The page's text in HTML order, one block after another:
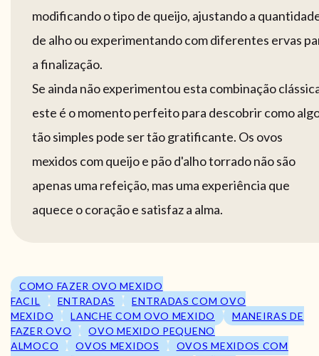
modificando o tipo de queijo, ajustando a
de alho ou experimentando com diferentes ervas
a finalização.
Se ainda não experimentou esta combinação
este é o momento perfeito para descobrir como
tão simples pode ser tão gratificante. Os ovos
mexidos com queijo e pão d'alho torrado não são
apenas uma refeição, mas uma experiência que
aquece o coração e satisfaz a alma.
COMO FAZER OVO MEXIDO
FACIL
ENTRADAS
ENTRADAS COM OVO
MEXIDO
LANCHE COM OVO MEXIDO
MANEIRAS DE
FAZER OVO
OVO MEXIDO PEQUENO
ALMOCO
OVOS MEXIDOS
OVOS MEXIDOS COM